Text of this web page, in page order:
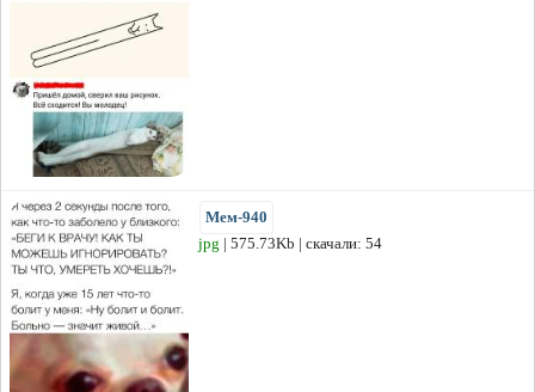
Мем-940
jpg | 575.73Kb | скачали: 54